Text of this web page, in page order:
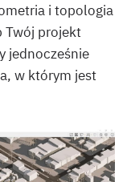
i topologia
Twój projekt
jednocześnie
w którym jest